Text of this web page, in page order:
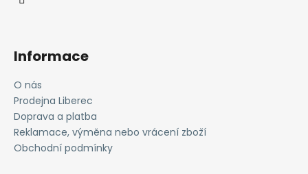
Informace
O nás
Prodejna Liberec
Doprava a platba
Reklamace, výměna nebo vrácení zboží
Obchodní podmínky